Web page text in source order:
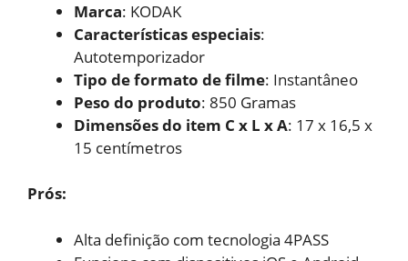
Marca: KODAK
Características especiais:
Autotemporizador
Tipo de formato de filme: Instantâneo
Peso do produto: 850 Gramas
Dimensões do item C x L x A: 17 x 16,5 x
15 centímetros
Prós:
Alta definição com tecnologia 4PASS